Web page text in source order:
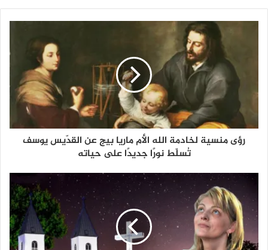
رؤى منسية لخادمة الله الأم ماريا بيج عن القدّيس يوسف
تُسلّط نورًا جديدًا على حياته